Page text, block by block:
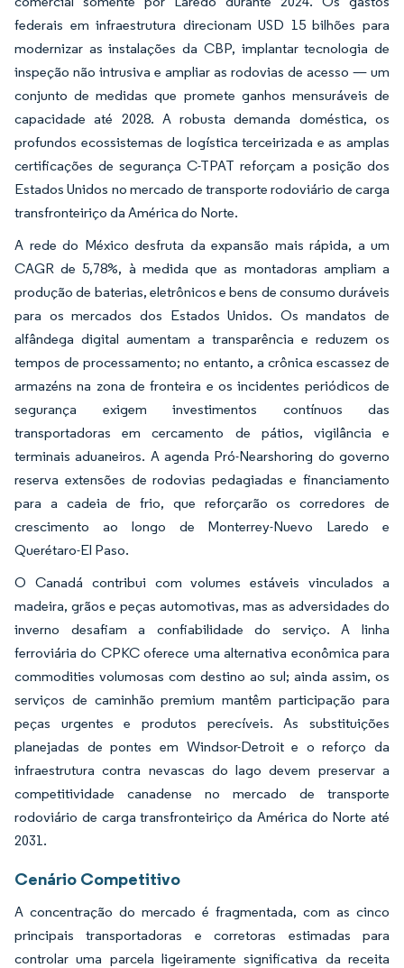
federais em infraestrutura direcionam USD 15 bilhões para
modernizar as instalações da CBP, implantar tecnologia de
inspeção não intrusiva e ampliar as rodovias de acesso — um
conjunto de medidas que promete ganhos mensuráveis de
capacidade até 2028. A robusta demanda doméstica, os
profundos ecossistemas de logística terceirizada e as amplas
certificações de segurança C-TPAT reforçam a posição dos
Estados Unidos no mercado de transporte rodoviário de carga
transfronteiriço da América do Norte.
A rede do México desfruta da expansão mais rápida, a um
CAGR de 5,78%, à medida que as montadoras ampliam a
produção de baterias, eletrônicos e bens de consumo duráveis
para os mercados dos Estados Unidos. Os mandatos de
alfândega digital aumentam a transparência e reduzem os
tempos de processamento; no entanto, a crônica escassez de
armazéns na zona de fronteira e os incidentes periódicos de
segurança exigem investimentos contínuos das
transportadoras em cercamento de pátios, vigilância e
terminais aduaneiros. A agenda Pró-Nearshoring do governo
reserva extensões de rodovias pedagiadas e financiamento
para a cadeia de frio, que reforçarão os corredores de
crescimento ao longo de Monterrey-Nuevo Laredo e
Querétaro-El Paso.
O Canadá contribui com volumes estáveis vinculados a
madeira, grãos e peças automotivas, mas as adversidades do
inverno desafiam a confiabilidade do serviço. A linha
ferroviária do CPKC oferece uma alternativa econômica para
commodities volumosas com destino ao sul; ainda assim, os
serviços de caminhão premium mantêm participação para
peças urgentes e produtos perecíveis. As substituições
planejadas de pontes em Windsor-Detroit e o reforço da
infraestrutura contra nevascas do lago devem preservar a
competitividade canadense no mercado de transporte
rodoviário de carga transfronteiriço da América do Norte até
2031.
Cenário Competitivo
A concentração do mercado é fragmentada, com as cinco
principais transportadoras e corretoras estimadas para
controlar uma parcela ligeiramente significativa da receita